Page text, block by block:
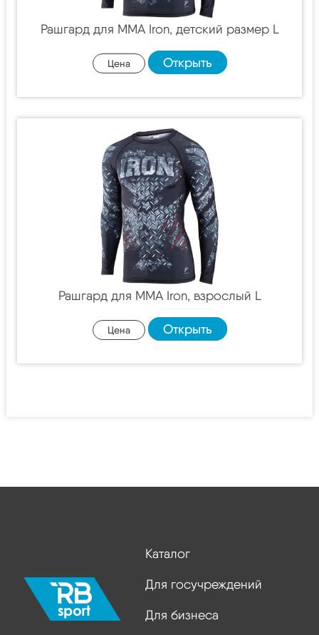
Рашгард для MMA Iron, детский размер L
Цена Открыть
Рашгард для MMA Iron, взрослый L
Цена Открыть
Каталог
Для госучреждений
Для бизнеса